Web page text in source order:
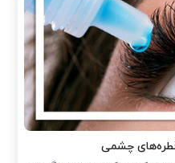
قطره‌های چشمی